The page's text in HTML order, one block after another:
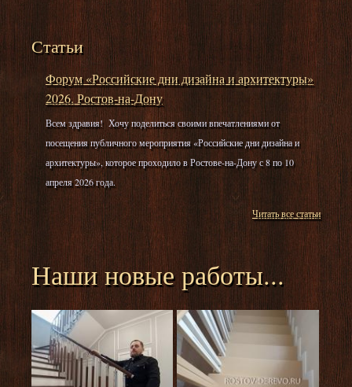
Статьи
Форум «Российские дни дизайна и архитектуры»
2026. Ростов-на-Дону
Всем здравия! Хочу поделиться своими впечатлениями от
посещения публичного мероприятия «Российские дни дизайна и
архитектуры», которое проходило в Ростове-на-Дону с 8 по 10
апреля 2026 года.
Читать все статьи
Наши новые работы...